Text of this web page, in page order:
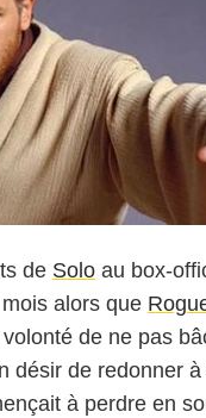
de Solo au box-
alors que
de ne pas
désir de redonner à
à perdre en